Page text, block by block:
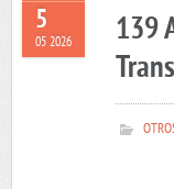
5
05 2026
139